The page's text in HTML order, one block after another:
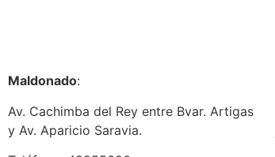
Maldonado:
Av. Cachimba del Rey entre Bvar. Artigas
y Av. Aparicio Saravia.